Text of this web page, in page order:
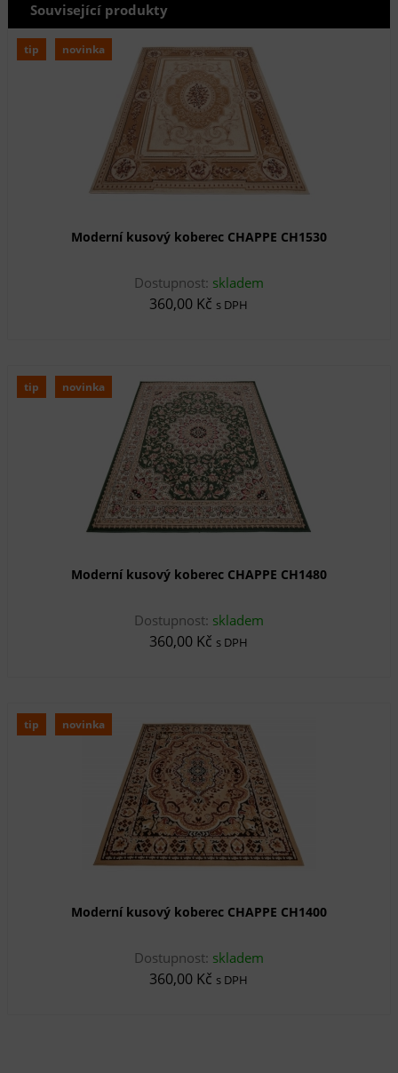
Související produkty
tip novinka
Moderní kusový koberec CHAPPE CH1530
Dostupnost: skladem
360,00 Kč s DPH
tip novinka
Moderní kusový koberec CHAPPE CH1480
Dostupnost: skladem
360,00 Kč s DPH
tip novinka
Moderní kusový koberec CHAPPE CH1400
Dostupnost: skladem
360,00 Kč s DPH